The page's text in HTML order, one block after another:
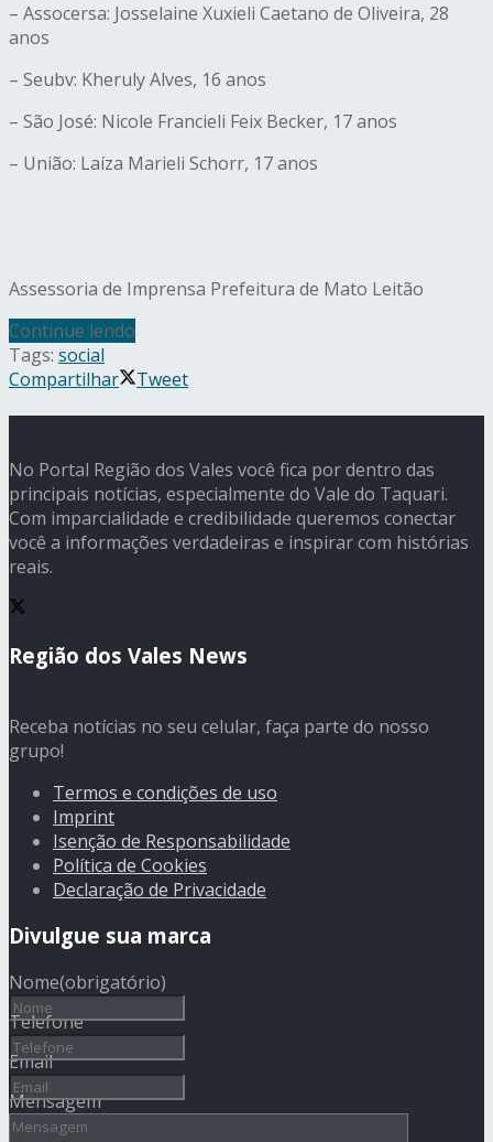
– Assocersa: Josselaine Xuxieli Caetano de Oliveira, 28
anos
– Seubv: Kheruly Alves, 16 anos
– São José: Nicole Francieli Feix Becker, 17 anos
– União: Laíza Marieli Schorr, 17 anos
Assessoria de Imprensa Prefeitura de Mato Leitão
Continue lendo
Tags: social
Compartilhar
Tweet
No Portal Região dos Vales você fica por dentro das
principais notícias, especialmente do Vale do Taquari.
Com imparcialidade e credibilidade queremos conectar
você a informações verdadeiras e inspirar com histórias
reais.
Região dos Vales News
Receba notícias no seu celular, faça parte do nosso
grupo!
Termos e condições de uso
Imprint
Isenção de Responsabilidade
Política de Cookies
Declaração de Privacidade
Divulgue sua marca
Nome(obrigatório)
Telefone
Email
Mensagem